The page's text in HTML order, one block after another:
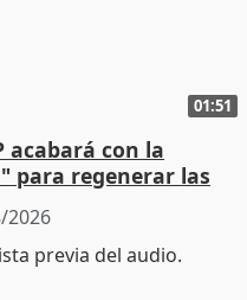
01:51
acabará con la
para regenerar las
2026